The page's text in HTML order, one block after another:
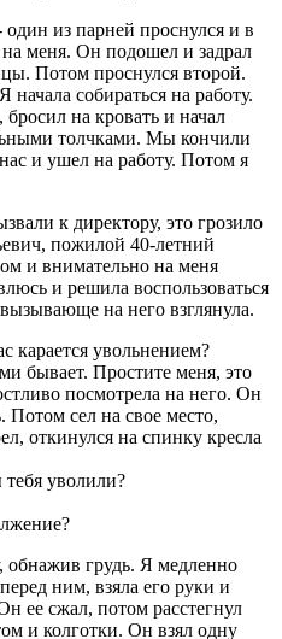
из парней проснулся и в
на меня. Он подошел и задрал
Потом проснулся второй.
собираться на работу.
на кровать и начал
толчками. Мы кончили
и ушел на работу. Потом я
к директору, это грозило
пожилой 40-летний
и внимательно на меня
и решила воспользоваться
на него взглянула.
карается увольнением?
бывает. Простите меня, это
посмотрела на него. Он
Потом сел на свое место,
откинулся на спинку кресла
уволили?
обнажив грудь. Я медленно
ним, взяла его руки и
ее сжал, потом расстегнул
и колготки. Он взял одну